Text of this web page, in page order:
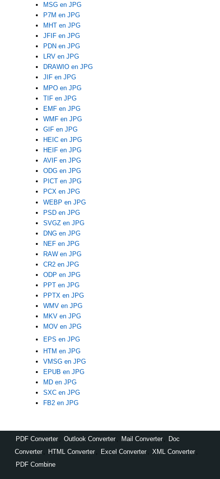
MSG en JPG
P7M en JPG
MHT en JPG
JFIF en JPG
PDN en JPG
LRV en JPG
DRAWIO en JPG
JIF en JPG
MPO en JPG
TIF en JPG
EMF en JPG
WMF en JPG
GIF en JPG
HEIC en JPG
HEIF en JPG
AVIF en JPG
ODG en JPG
PICT en JPG
PCX en JPG
WEBP en JPG
PSD en JPG
SVGZ en JPG
DNG en JPG
NEF en JPG
RAW en JPG
CR2 en JPG
ODP en JPG
PPT en JPG
PPTX en JPG
WMV en JPG
MKV en JPG
MOV en JPG
EPS en JPG
HTM en JPG
VMSG en JPG
EPUB en JPG
MD en JPG
SXC en JPG
FB2 en JPG
PDF Converter Outlook Converter Mail Converter
Doc
Converter
HTML Converter Excel Converter XML Converter
PDF Combine